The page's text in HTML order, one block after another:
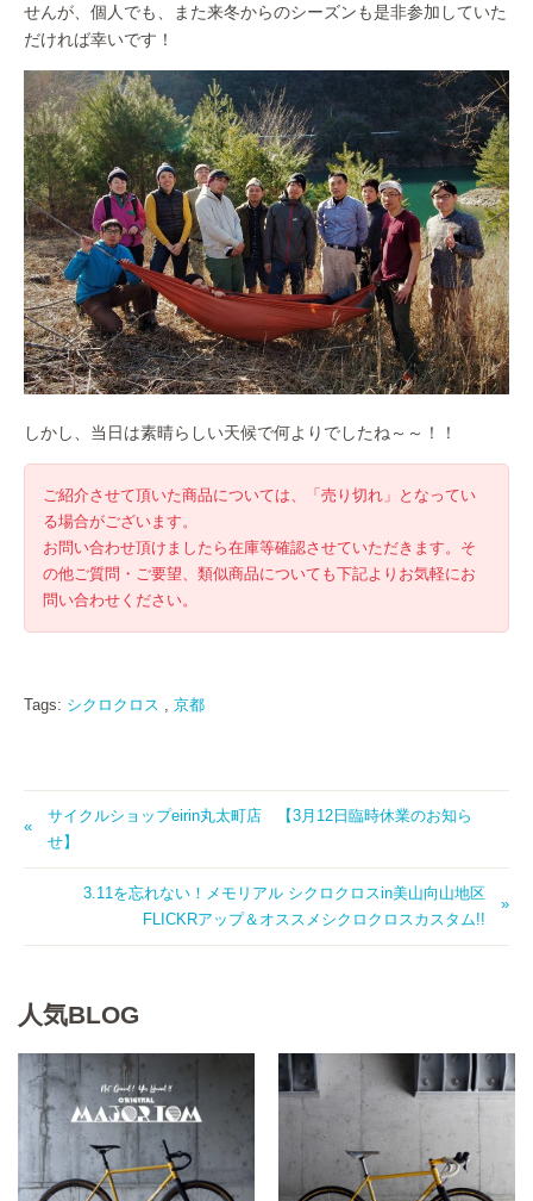
せんが、個人でも、また来冬からのシーズンも是非参加していた
だければ幸いです！
しかし、当日は素晴らしい天候で何よりでしたね～～！！
ご紹介させて頂いた商品については、「売り切れ」となってい
る場合がございます。
お問い合わせ頂けましたら在庫等確認させていただきます。そ
の他ご質問・ご要望、類似商品についても下記よりお気軽にお
問い合わせください。
Tags: シクロクロス 京都
サイクルショップeirin丸太町店 【3月12日臨時休業のお知ら
せ】
3.11を忘れない！メモリアル シクロクロスin美山向山地区
FLICKRアップ＆オススメシクロクロスカスタム!!
人気BLOG